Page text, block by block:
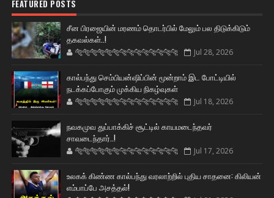
FEATURED POSTS
சீன பிரஜையின் மரணம் தொடர்பில் மேலும் பல திடுக்கிடும்
தகவல்கள்..!
🐅🐅🐅🐅🐅🐅🐆🐆🐆🐆🐆🐆🐆🐆 Jul 28, 2026
கால்பந்து செம்பியன்ஷிப்பின் மூன்றாம் இட போட்டியில்
நடக்கப்போகும் முக்கிய நிகழ்வுகள்
🐅🐅🐅🐅🐅🐅🐆🐆🐆🐆🐆🐆🐆🐆 Jul 18, 2026
நவகமுவ துப்பாக்கிச் சூட்டில் காயமடைந்தவர்
சாவடைந்தார்..!
🐅🐅🐅🐅🐅🐅🐆🐆🐆🐆🐆🐆🐆🐆 Jul 17, 2026
உலகக் கிண்ண கால்பந்து வரலாற்றில் புதிய சாதனை: கிலியன்
எம்பாப்பே அசத்தல்!